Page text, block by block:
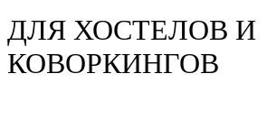
ДЛЯ ХОСТЕЛОВ И
КОВОРКИНГОВ